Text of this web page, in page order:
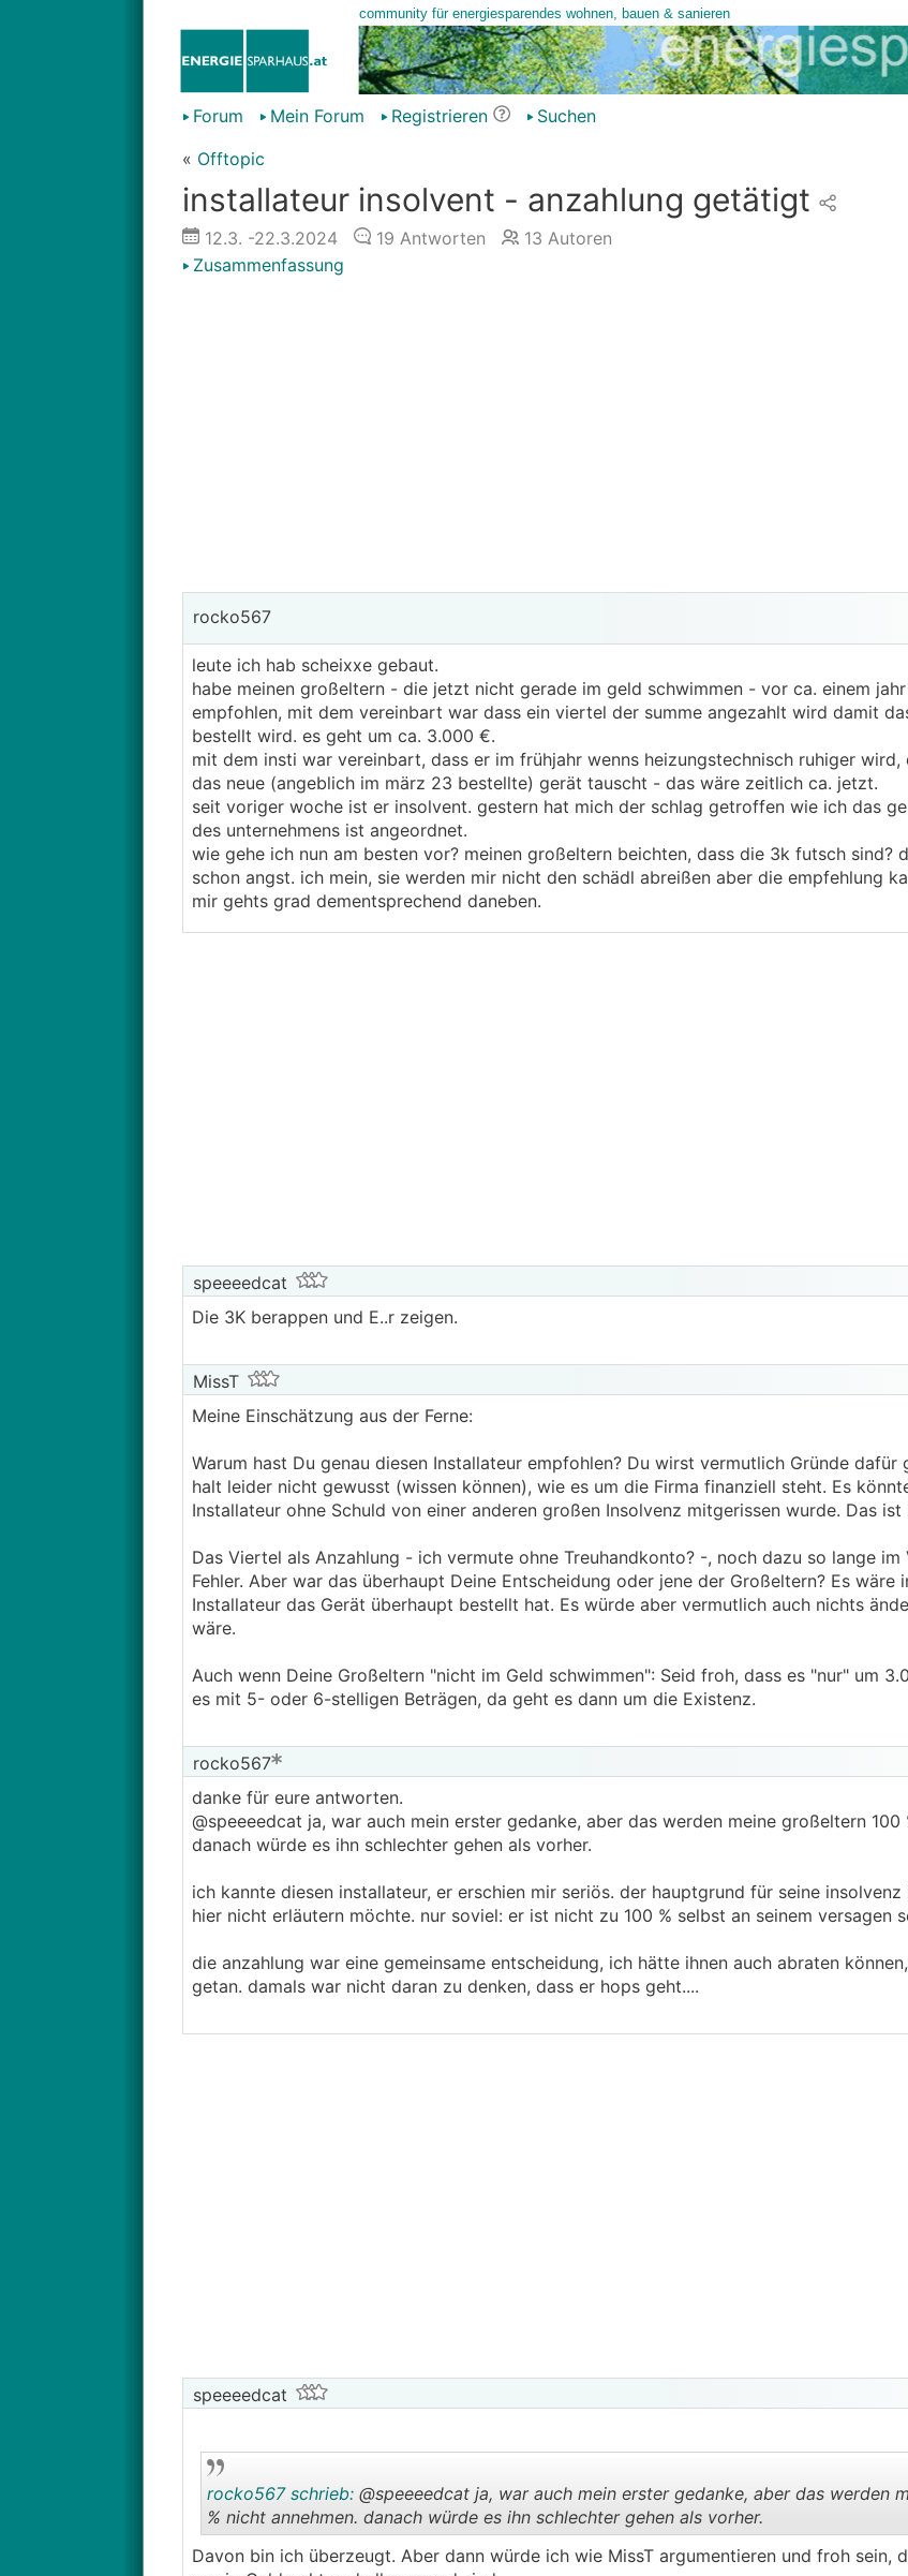
Forum Mein Forum Registrieren
Suchen
« Offtopic
installateur insolvent - anzahlung getätigt
12.3. -22.3.2024 19 Antworten 13 Autoren
Zusammenfassung
rocko567
leute ich hab scheixxe gebaut.
habe meinen großeltern - die jetzt nicht gerade im geld schwimmen - vor ca. einem
empfohlen, mit dem vereinbart war dass ein viertel der summe angezahlt wird damit
bestellt wird. es geht um ca. 3.000 €.
mit dem insti war vereinbart, dass er im frühjahr wenns heizungstechnisch ruhiger
das neue (angeblich im märz 23 bestellte) gerät tauscht - das wäre zeitlich ca. jetzt.
seit voriger woche ist er insolvent. gestern hat mich der schlag getroffen wie ich das
des unternehmens ist angeordnet.
wie gehe ich nun am besten vor? meinen großeltern beichten, dass die 3k futsch sind?
schon angst. ich mein, sie werden mir nicht den schädl abreißen aber die empfehlung
mir gehts grad dementsprechend daneben.
speeeedcat
Die 3K berappen und E..r zeigen.
MissT
Meine Einschätzung aus der Ferne:
Warum hast Du genau diesen Installateur empfohlen? Du wirst vermutlich Gründe dafür
halt leider nicht gewusst (wissen können), wie es um die Firma finanziell steht. Es
Installateur ohne Schuld von einer anderen großen Insolvenz mitgerissen wurde. Das ist
Das Viertel als Anzahlung - ich vermute ohne Treuhandkonto? -, noch dazu so lange im
Fehler. Aber war das überhaupt Deine Entscheidung oder jene der Großeltern? Es wäre
Installateur das Gerät überhaupt bestellt hat. Es würde aber vermutlich auch nichts
wäre.
Auch wenn Deine Großeltern "nicht im Geld schwimmen": Seid froh, dass es "nur" um
es mit 5- oder 6-stelligen Beträgen, da geht es dann um die Existenz.
rocko567
danke für eure antworten.
@speeeedcat ja, war auch mein erster gedanke, aber das werden meine großeltern 100
danach würde es ihn schlechter gehen als vorher.
ich kannte diesen installateur, er erschien mir seriös. der hauptgrund für seine
hier nicht erläutern möchte. nur soviel: er ist nicht zu 100 % selbst an seinem versagen
die anzahlung war eine gemeinsame entscheidung, ich hätte ihnen auch abraten
getan. damals war nicht daran zu denken, dass er hops geht....
speeeedcat
rocko567 schrieb:@speeeedcat ja, war auch mein erster gedanke, aber das werden
% nicht annehmen. danach würde es ihn schlechter gehen als vorher.
Davon bin ich überzeugt. Aber dann würde ich wie MissT argumentieren und froh sein,